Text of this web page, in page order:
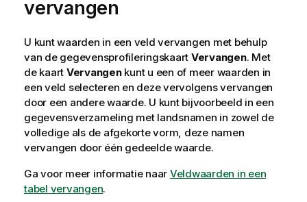
vervangen
U kunt waarden in een veld vervangen met behulp
van de gegevensprofileringskaart Vervangen. Met
de kaart Vervangenkunt u een of meer waarden in
een veld selecteren en deze vervolgens vervangen
door een andere waarde. U kunt bijvoorbeeld in een
gegevensverzameling met landsnamen in zowel de
volledige als de afgekorte vorm, deze namen
vervangen door één gedeelde waarde.
Ga voor meer informatie naar Veldwaarden in een
tabel vervangen.